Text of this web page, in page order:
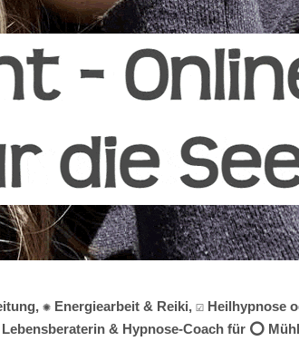
✺ Energiearbeit & Reiki, ☑️
& Hypnose-Coach für ⭕